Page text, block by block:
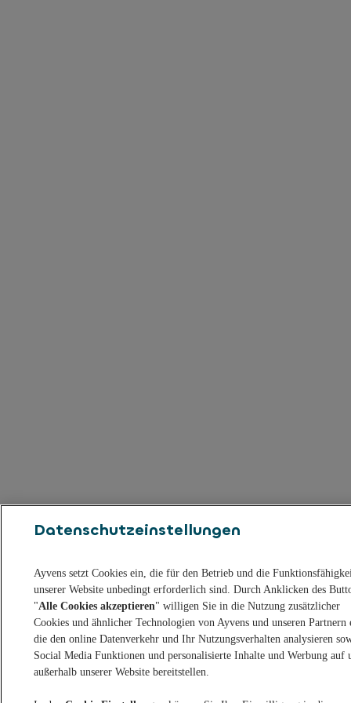
Datenschutzeinstellungen
Ayvens setzt Cookies ein, die für den Betrieb und die
unserer Website unbedingt erforderlich sind. Durch Anklicken des
"Alle Cookies akzeptieren" willigen Sie in die Nutzung zusätzlicher
Cookies und ähnlicher Technologien von Ayvens und unseren Partnern
die den online Datenverkehr und Ihr Nutzungsverhalten analysieren
Social Media Funktionen und personalisierte Inhalte und Werbung auf
außerhalb unserer Website bereitstellen.